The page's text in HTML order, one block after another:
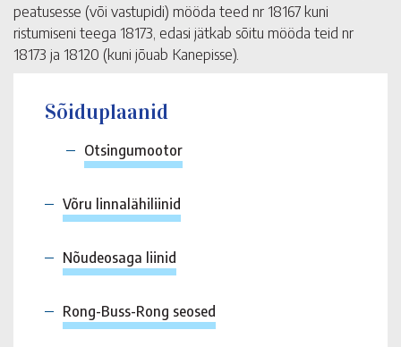
peatusesse (või vastupidi) mööda teed nr 18167 kuni
ristumiseni teega 18173, edasi jätkab sõitu mööda teid nr
18173 ja 18120 (kuni jõuab Kanepisse).
Sõiduplaanid
Otsingumootor
Võru linnalähiliinid
Nõudeosaga liinid
Rong-Buss-Rong seosed